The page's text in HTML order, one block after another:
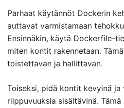
Parhaat käytännöt Dockerin
auttavat varmistamaan
Ensinnäkin, käytä Dockerfile-
miten kontit rakennetaan.
toistettavan ja hallittavan.
Toiseksi, pidä kontit kevyinä ja
riippuvuuksia sisältävinä.